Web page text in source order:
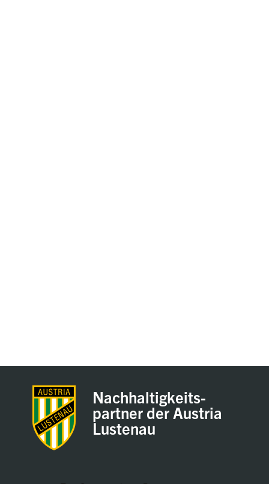
Nachhaltigkeits-
partner der Austria
Lustenau